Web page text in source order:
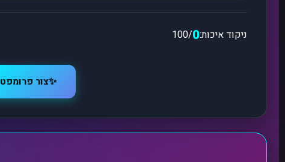
ניקוד איכות:0
/100
✨צור פרומפט